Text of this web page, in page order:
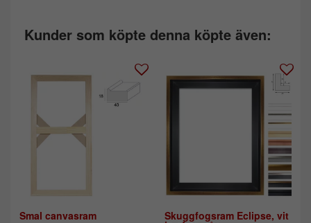
Kunder som köpte denna köpte även:
Smal canvasram Skuggfogsram Eclipse, vit